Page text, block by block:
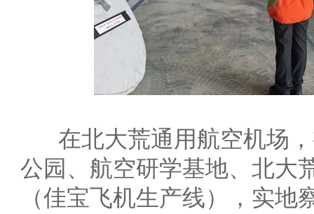
在北大荒通用航空机场，
公园、航空研学基地、北大
（佳宝飞机生产线），实